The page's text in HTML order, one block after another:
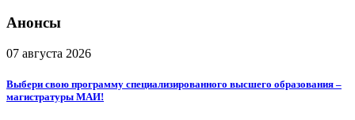
Анонсы
07 августа 2026
Выбери свою программу специализированного высшего образования –
магистратуры МАИ!